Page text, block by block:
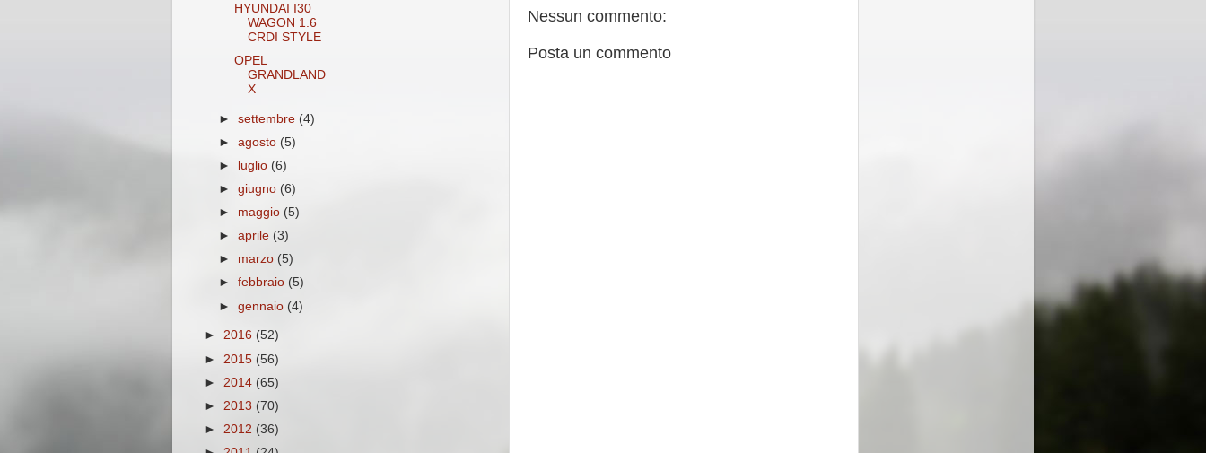
Nessun commento:
Posta un commento
HYUNDAI I30
WAGON 1.6
CRDI STYLE
OPEL
GRANDLAND
X
►settembre (4)
►agosto (5)
►
luglio (6)
►giugno (6)
► maggio (5)
►aprile (3)
► marzo (5)
►febbraio (5)
►gennaio (4)
► 2016 (52)
► 2015 (56)
► 2014 (65)
► 2013 (70)
► 2012 (36)